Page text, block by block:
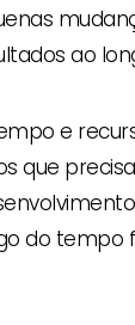
ao
e
que
do tempo